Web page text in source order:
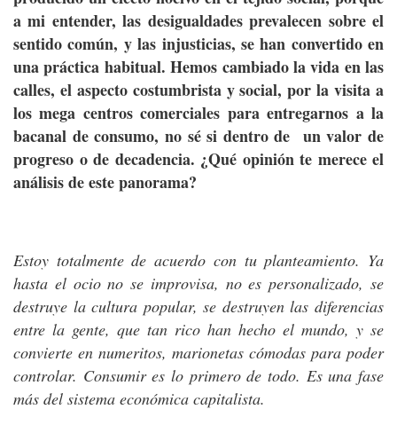
a mi entender, las desigualdades prevalecen sobre el
sentido común, y las injusticias, se han convertido en
una práctica habitual. Hemos cambiado la vida en las
calles, el aspecto costumbrista y social, por la visita a
los mega centros comerciales para entregarnos a la
bacanal de consumo, no sé si dentro de un valor de
progreso o de decadencia. ¿Qué opinión te merece el
análisis de este panorama?
Estoy totalmente de acuerdo con tu planteamiento. Ya
hasta el ocio no se improvisa, no es personalizado, se
destruye la cultura popular, se destruyen las diferencias
entre la gente, que tan rico han hecho el mundo, y se
convierte en numeritos, marionetas cómodas para poder
controlar. Consumir es lo primero de todo. Es una fase
más del sistema económica capitalista.